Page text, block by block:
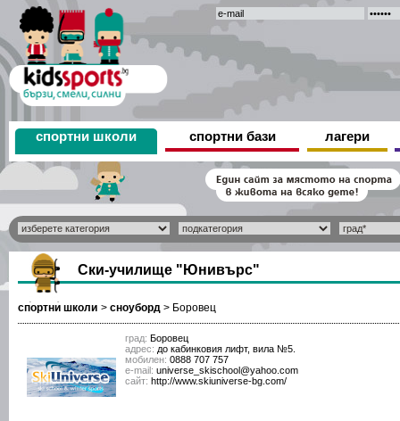
спортни школи спортни бази лагери
Ски-училище "Юнивърс"
спортни школи > сноуборд > Боровец
град: Боровец
адрес: до кабинковия лифт, вила №5.
мобилен: 0888 707 757
е-mail: universe_skischool@yahoo.com
сайт: http://www.skiuniverse-bg.com/